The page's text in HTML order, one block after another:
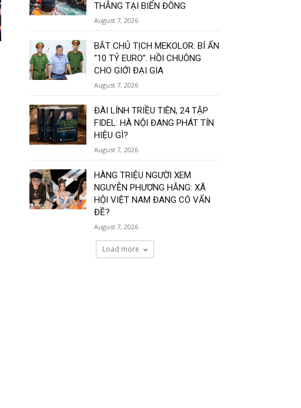
THẲNG TẠI BIỂN ĐÔNG
August 7, 2026
BẮT CHỦ TỊCH MEKOLOR: BÍ ẨN
“10 TỶ EURO”. HỒI CHUÔNG
CHO GIỚI ĐẠI GIA
August 7, 2026
ĐÀI LÍNH TRIỀU TIÊN, 24 TẬP
FIDEL: HÀ NỘI ĐANG PHÁT TÍN
HIỆU GÌ?
August 7, 2026
HÀNG TRIỆU NGƯỜI XEM
NGUYỄN PHƯƠNG HẰNG: XÃ
HỘI VIỆT NAM ĐANG CÓ VẤN
ĐỀ?
August 7, 2026
Load more